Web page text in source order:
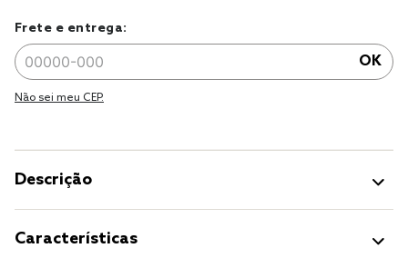
Frete e entrega:
OK
Não sei meu CEP.
Descrição
Características